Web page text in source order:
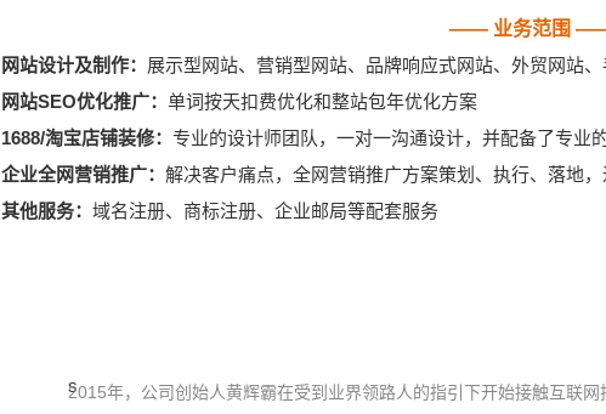
—— 业务范围
网站设计及制作： 展示型网站、营销型网站、品牌响应式网站、外贸网站
网站SEO优化推广： 单词按天扣费优化和整站包年优化方案
1688/淘宝店铺装修： 专业的设计师团队，一对一沟通设计，并配备了专业
企业全网营销推广： 解决客户痛点，全网营销推广方案策划、执行、落地
其他服务： 域名注册、商标注册、企业邮局等配套服务
2015年，公司创始人黄辉霸在受到业界领路人的指引下开始接触互联
s